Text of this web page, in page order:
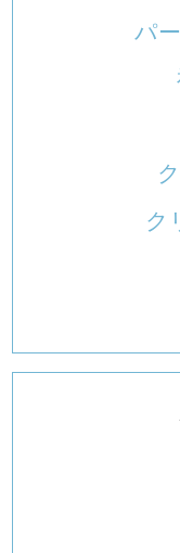
パ
ク